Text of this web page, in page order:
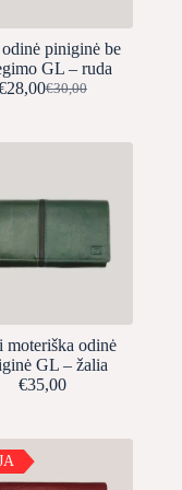
piniginė be
GL – ruda
€30,00
Original
28,00Current
moteriška odinė
GL – žalia
€35,00